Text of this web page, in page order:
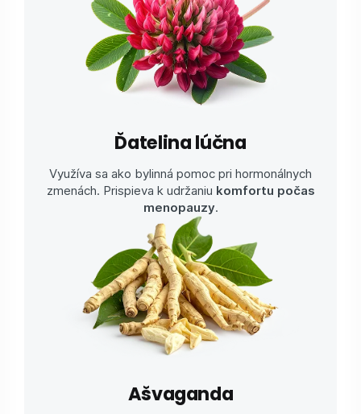
Ďatelina lúčna
Využíva sa ako bylinná pomoc pri hormonálnych
zmenách. Prispieva k udržaniu komfortu počas
menopauzy.
Ašvaganda